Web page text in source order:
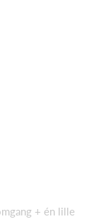
+ én lille